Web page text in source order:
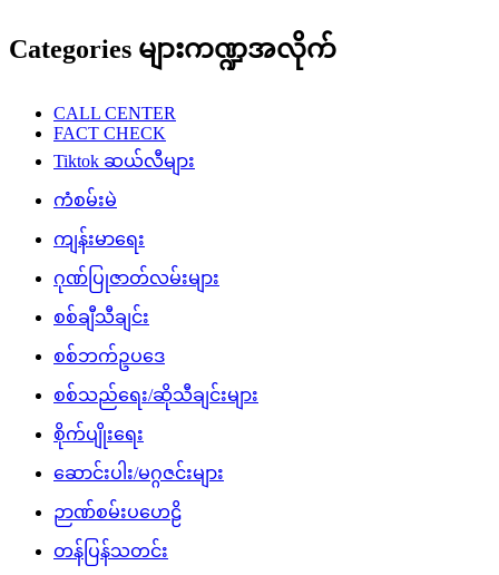
Categories များကဏ္ဍအလိုက်
CALL CENTER
FACT CHECK
Tiktok ဆယ်လီများ
ကံစမ်းမဲ
ကျန်းမာရေး
ဂုဏ်ပြုဇာတ်လမ်းများ
စစ်ချီသီချင်း
စစ်ဘက်ဥပဒေ
စစ်သည်ရေး/ဆိုသီချင်းများ
စိုက်ပျိုးရေး
ဆောင်းပါး/မဂ္ဂဇင်းများ
ဉာဏ်စမ်းပဟေဠိ
တန်ပြန်သတင်း